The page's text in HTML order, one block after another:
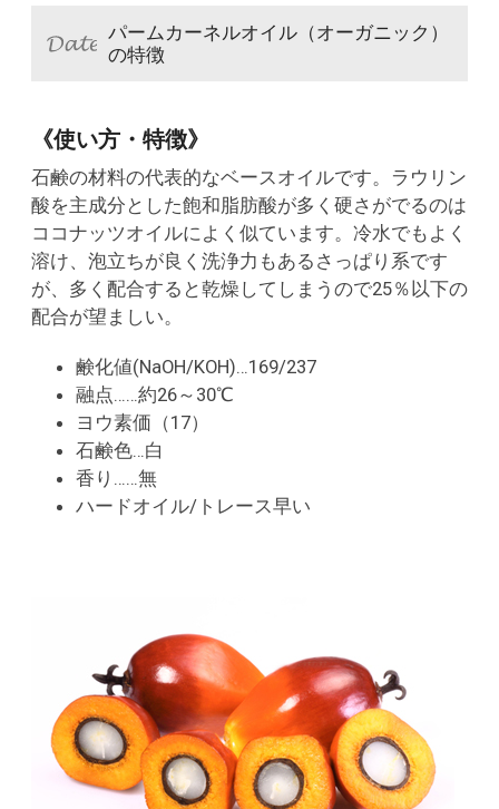
パームカーネルオイル（オーガニック）
の特徴
《使い方・特徴》
石鹸の材料の代表的なベースオイルです。ラウリン
酸を主成分とした飽和脂肪酸が多く硬さがでるのは
ココナッツオイルによく似ています。冷水でもよく
溶け、泡立ちが良く洗浄力もあるさっぱり系です
が、多く配合すると乾燥してしまうので25％以下の
配合が望ましい。
鹸化値(NaOH/KOH)…169/237
融点……約26～30℃
ヨウ素価（17）
石鹸色…白
香り……無
ハードオイル/トレース早い